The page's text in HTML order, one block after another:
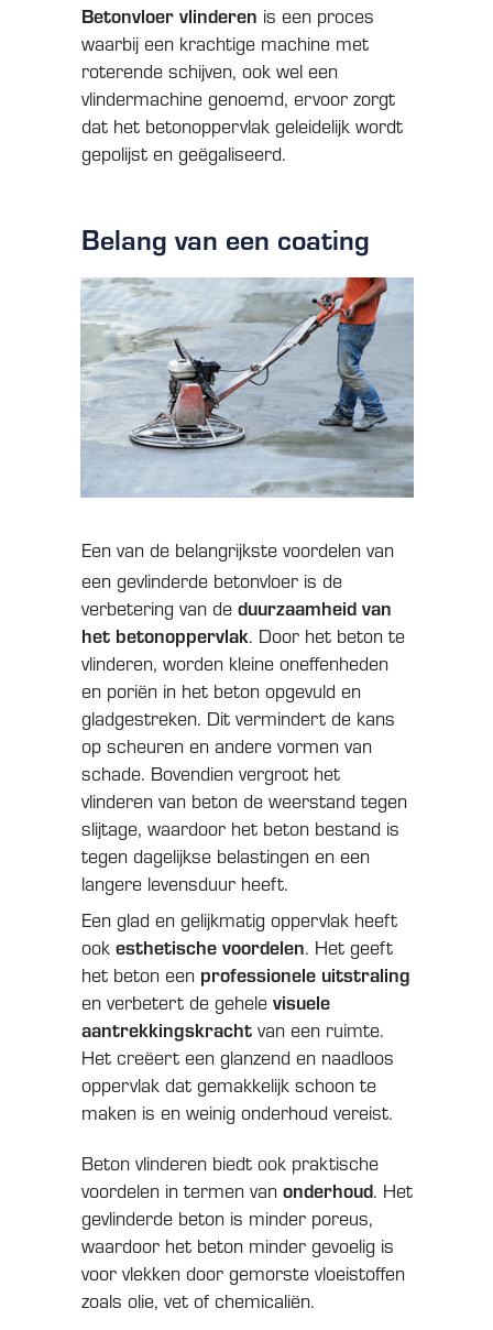
Betonvloer vlinderen is een proces
waarbij een krachtige machine met
roterende schijven, ook wel een
vlindermachine genoemd, ervoor zorgt
dat het betonoppervlak geleidelijk wordt
gepolijst en geëgaliseerd.
Belang van een coating
Een van de belangrijkste voordelen van
een gevlinderde betonvloer is de
verbetering van de duurzaamheid van
het betonoppervlak. Door het beton te
vlinderen, worden kleine oneffenheden
en poriën in het beton opgevuld en
gladgestreken. Dit vermindert de kans
op scheuren en andere vormen van
schade. Bovendien vergroot het
vlinderen van beton de weerstand tegen
slijtage, waardoor het beton bestand is
tegen dagelijkse belastingen en een
langere levensduur heeft.
Een glad en gelijkmatig oppervlak heeft
ook esthetische voordelen. Het geeft
het beton een professionele uitstraling
en verbetert de gehele visuele
aantrekkingskracht van een ruimte.
Het creëert een glanzend en naadloos
oppervlak dat gemakkelijk schoon te
maken is en weinig onderhoud vereist.
Beton vlinderen biedt ook praktische
voordelen in termen van onderhoud. Het
gevlinderde beton is minder poreus,
waardoor het beton minder gevoelig is
voor vlekken door gemorste vloeistoffen
zoals olie, vet of chemicaliën.